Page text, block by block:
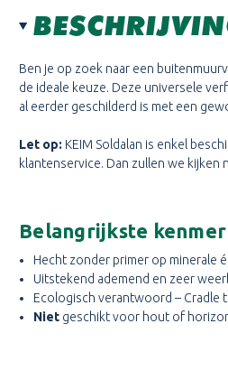
Ben je op zoek naar een
de ideale keuze. Deze universele
al eerder geschilderd is met een
Let op: KEIM Soldalan is enkel
klantenservice. Dan zullen we kijken
Belangrijkste
Hecht zonder primer op minerale
Uitstekend ademend en zeer
Ecologisch verantwoord – Cradle
Niet geschikt voor hout of